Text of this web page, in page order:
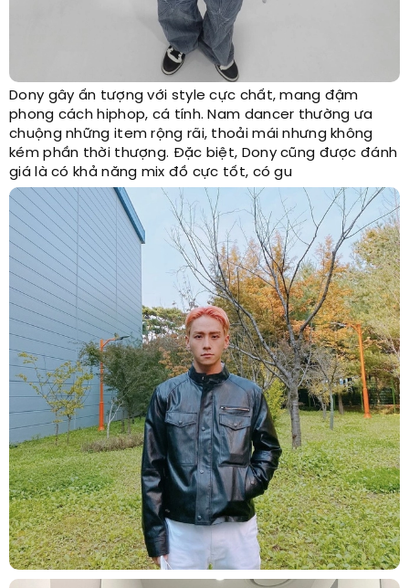
Dony gây ấn tượng với style cực chất, mang đậm
phong cách hiphop, cá tính. Nam dancer thường ưa
chuộng những item rộng rãi, thoải mái nhưng không
kém phần thời thượng. Đặc biệt, Dony cũng được đánh
giá là có khả năng mix đồ cực tốt, có gu